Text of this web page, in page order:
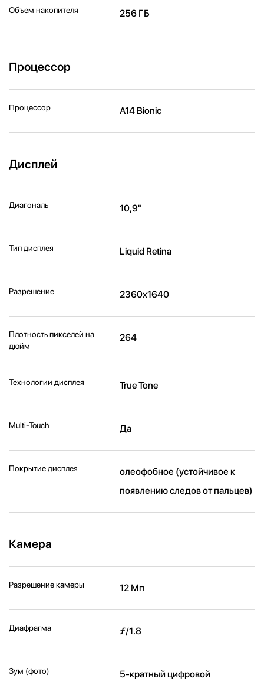
Объем накопителя 256 ГБ
Процессор
Процессор A14 Bionic
Дисплей
Диагональ 10,9"
Тип дисплея Liquid Retina
Разрешение 2360x1640
Плотность пикселей на
дюйм
264
Технологии дисплея True Tone
Multi-Touch Да
Покрытие дисплея
олеофобное (устойчивое к
появлению следов от пальцев)
Камера
Разрешение камеры 12 Мп
Диафрагма ƒ/1.8
Зум (фото) 5-кратный цифровой